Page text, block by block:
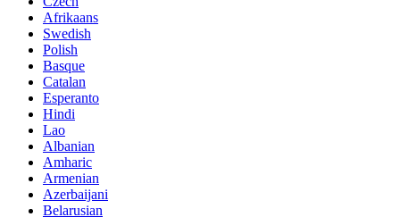
Afrikaans
Swedish
Polish
Basque
Catalan
Esperanto
Hindi
Lao
Albanian
Amharic
Armenian
Azerbaijani
Belarusian